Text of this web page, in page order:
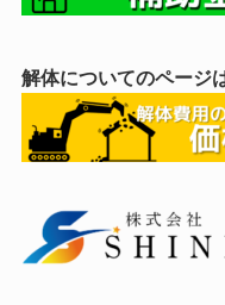
解体についてのページ